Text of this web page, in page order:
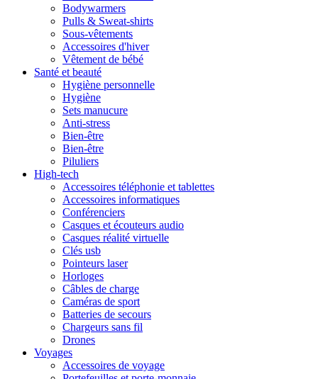
Bodywarmers
Pulls & Sweat-shirts
Sous-vêtements
Accessoires d'hiver
Vêtement de bébé
Santé et beauté
Hygiène personnelle
Hygiène
Sets manucure
Anti-stress
Bien-être
Bien-être
Piluliers
High-tech
Accessoires téléphonie et tablettes
Accessoires informatiques
Conférenciers
Casques et écouteurs audio
Casques réalité virtuelle
Clés usb
Pointeurs laser
Horloges
Câbles de charge
Caméras de sport
Batteries de secours
Chargeurs sans fil
Drones
Voyages
Accessoires de voyage